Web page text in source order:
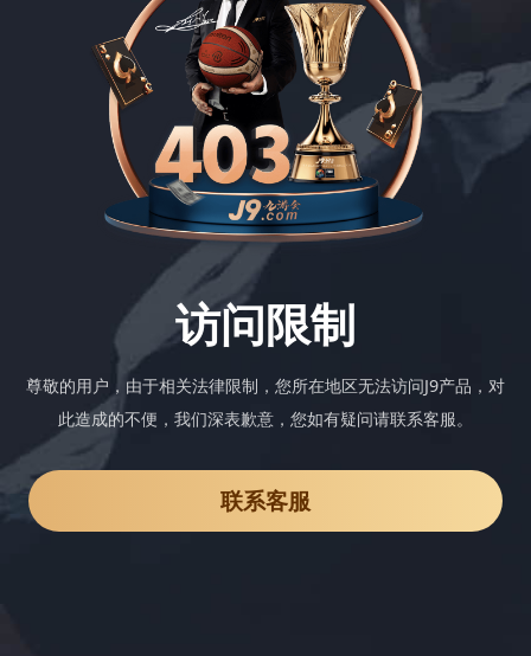
访问限制
尊敬的用户，由于相关法律限制，您所在地区无法访问J9产品，对
此造成的不便，我们深表歉意，您如有疑问请联系客服。
联系客服